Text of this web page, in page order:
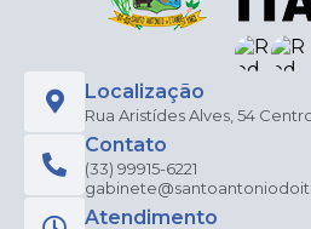
Localização
Rua Aristídes Alves, 54
Contato
(33) 99915-6221
Atendimento